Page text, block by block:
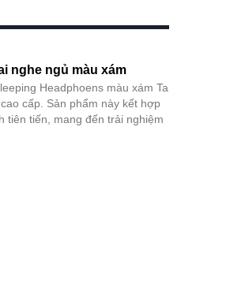
nghe ngủ màu xám
Headphoens màu xám Tai
cấp. Sản phẩm này kết hợp
tiên tiến, mang đến trải nghiệm